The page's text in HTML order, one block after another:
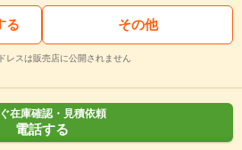
る その他
レスは販売店に公開されません
在庫確認・見積依頼
電話する